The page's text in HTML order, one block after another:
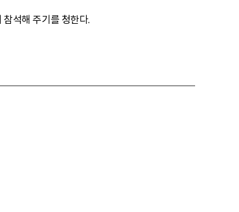
석해 주기를 청한다.